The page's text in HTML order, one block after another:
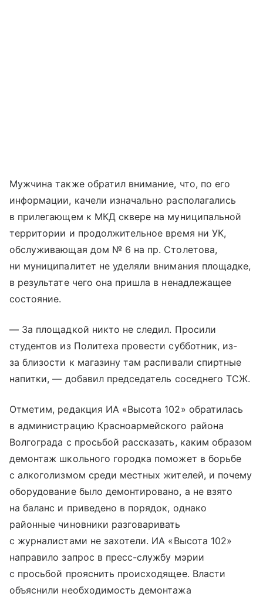
Мужчина также обратил внимание, что, по его
информации, качели изначально располагались
в прилегающем к МКД сквере на муниципальной
территории и продолжительное время ни УК,
обслуживающая дом № 6 на пр. Столетова,
ни муниципалитет не уделяли внимания площадке,
в результате чего она пришла в ненадлежащее
состояние.
— За площадкой никто не следил. Просили
студентов из Политеха провести субботник, из-
за близости к магазину там распивали спиртные
напитки, — добавил председатель соседнего ТСЖ.
Отметим, редакция ИА «Высота 102» обратилась
в администрацию Красноармейского района
Волгограда с просьбой рассказать, каким образом
демонтаж школьного городка поможет в борьбе
с алкоголизмом среди местных жителей, и почему
оборудование было демонтировано, а не взято
на баланс и приведено в порядок, однако
районные чиновники разговаривать
с журналистами не захотели. ИА «Высота 102»
направило запрос в пресс-службу мэрии
с просьбой прояснить происходящее. Власти
объяснили необходимость демонтажа